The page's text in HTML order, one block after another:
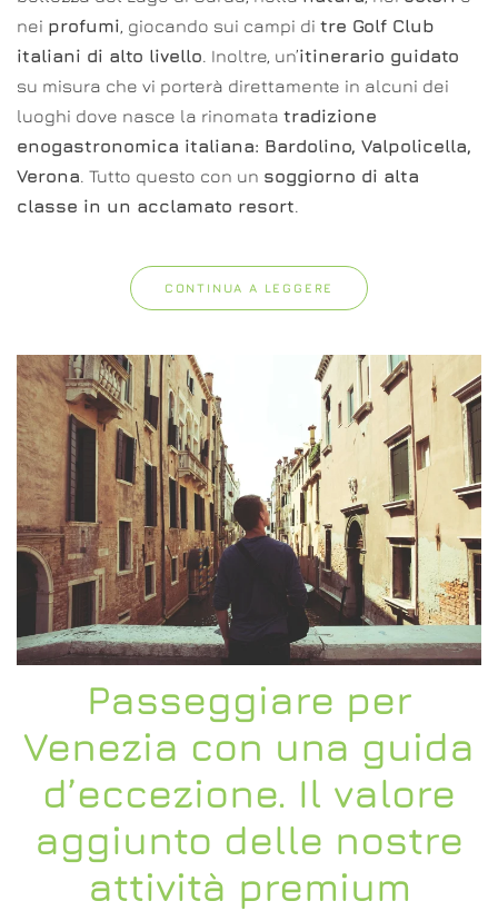
nei profumi, giocando sui campi di tre Golf Club
italiani di alto livello. Inoltre, un’itinerario guidato
su misura che vi porterà direttamente in alcuni dei
luoghi dove nasce la rinomata tradizione
enogastronomica italiana: Bardolino, Valpolicella,
Verona. Tutto questo con un soggiorno di alta
classe in un acclamato resort.
CONTINUA A LEGGERE
Passeggiare per
Venezia con una guida
d’eccezione. Il valore
aggiunto delle nostre
attività premium